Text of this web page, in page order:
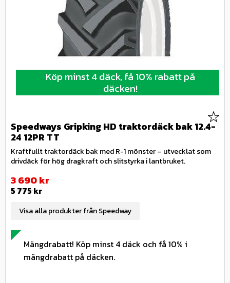
Köp minst 4 däck, få 10% rabatt på
däcken!
Speedways Gripking HD traktordäck bak 12.4-
24 12PR TT
Kraftfullt traktordäck bak med R-1 mönster – utvecklat som
drivdäck för hög dragkraft och slitstyrka i lantbruket.
Mängdrabatt! Köp minst 4 däck och få 10% i
mängdrabatt på däcken.
Nedsatt pris:
3 690kr
Ordinarie pris:
5 775kr
Visa alla produkter från Speedway